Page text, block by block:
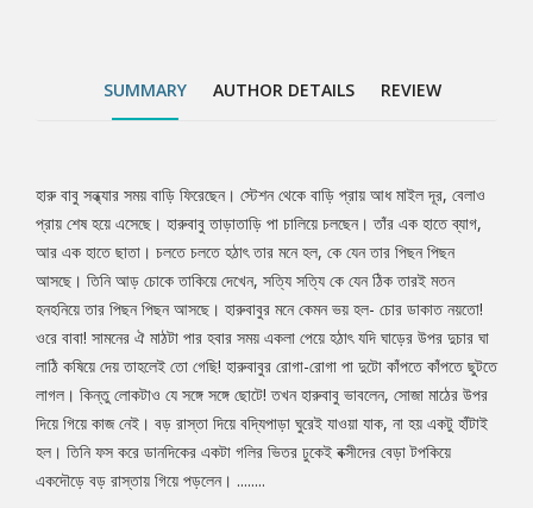
SUMMARY AUTHOR DETAILS REVIEW
Tab
Article
হারু বাবু সন্ধ্যার সময় বাড়ি ফিরেছেন। স্টেশন থেকে বাড়ি প্রায় আধ মাইল দূর, বেলাও
প্রায় শেষ হয়ে এসেছে। হারুবাবু তাড়াতাড়ি পা চালিয়ে চলছেন। তাঁর এক হাতে ব্যাগ,
আর এক হাতে ছাতা। চলতে চলতে হঠাৎ তার মনে হল, কে যেন তার পিছন পিছন
আসছে। তিনি আড় চোকে তাকিয়ে দেখেন, সত্যি সত্যি কে যেন ঠিক তারই মতন
হনহনিয়ে তার পিছন পিছন আসছে। হারুবাবুর মনে কেমন ভয় হল- চোর ডাকাত নয়তো!
ওরে বাবা! সামনের ঐ মাঠটা পার হবার সময় একলা পেয়ে হঠাৎ যদি ঘাড়ের উপর দুচার ঘা
লাঠি কষিয়ে দেয় তাহলেই তো গেছি! হারুবাবুর রোগা-রোগা পা দুটো কাঁপতে কাঁপতে ছুটতে
লাগল। কিন্তু লোকটাও যে সঙ্গে সঙ্গে ছোটে! তখন হারুবাবু ভাবলেন, সোজা মাঠের উপর
দিয়ে গিয়ে কাজ নেই। বড় রাস্তা দিয়ে বদ্যিপাড়া ঘুরেই যাওয়া যাক, না হয় একটু হাঁটাই
হল। তিনি ফস করে ডানদিকের একটা গলির ভিতর ঢুকেই বক্সীদের বেড়া টপকিয়ে
একদৌড়ে বড় রাস্তায় গিয়ে পড়লেন। ........